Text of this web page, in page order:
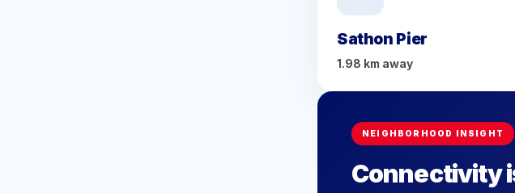
Sathon Pier
1.98 km away
NEIGHBORHOOD INSIGHT
Connectivity